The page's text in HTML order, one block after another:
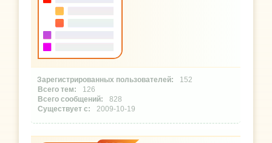
152
126
828
2009-10-19